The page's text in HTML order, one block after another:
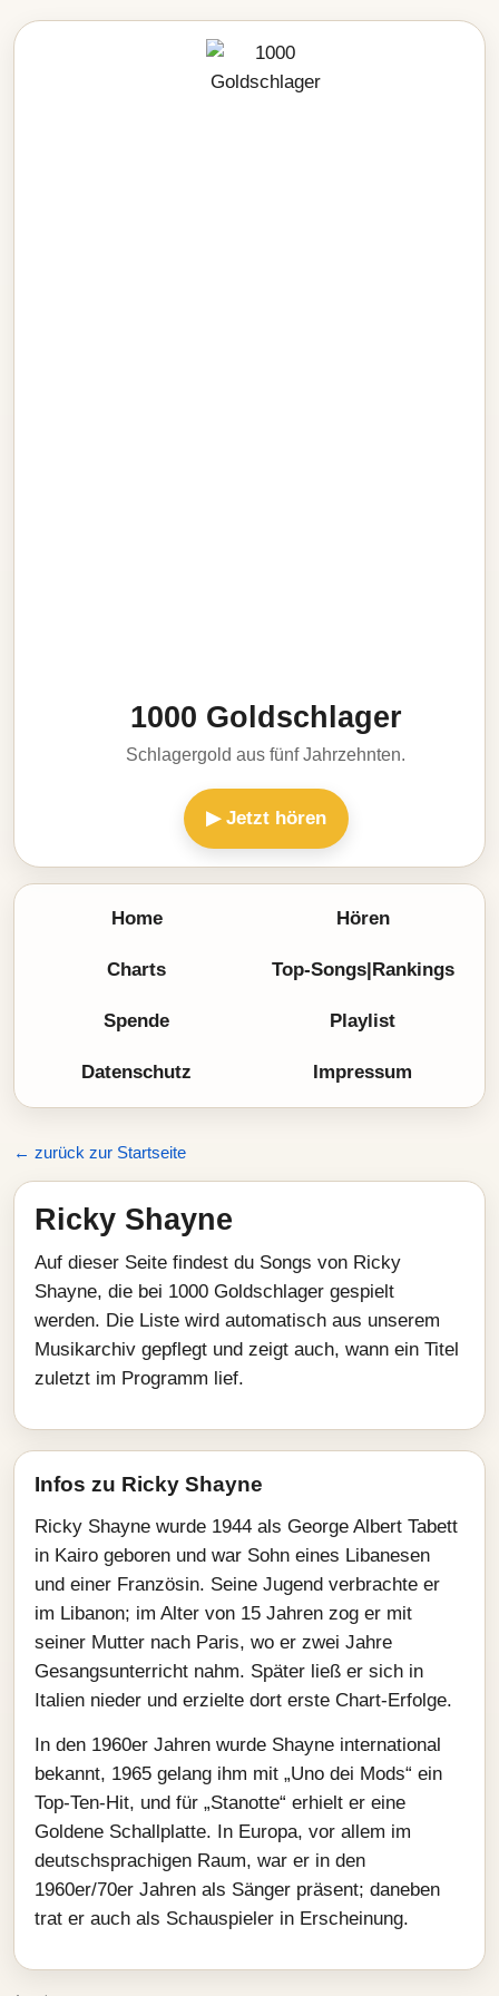
1000 Goldschlager
Schlagergold aus fünf Jahrzehnten.
▶ Jetzt hören
Home Hören
Charts Top-Songs|Rankings
Spende Playlist
Datenschutz Impressum
← zurück zur Startseite
Ricky Shayne
Auf dieser Seite findest du Songs von Ricky
Shayne, die bei 1000 Goldschlager gespielt
werden. Die Liste wird automatisch aus unserem
Musikarchiv gepflegt und zeigt auch, wann ein Titel
zuletzt im Programm lief.
Infos zu Ricky Shayne
Ricky Shayne wurde 1944 als George Albert Tabett
in Kairo geboren und war Sohn eines Libanesen
und einer Französin. Seine Jugend verbrachte er
im Libanon; im Alter von 15 Jahren zog er mit
seiner Mutter nach Paris, wo er zwei Jahre
Gesangsunterricht nahm. Später ließ er sich in
Italien nieder und erzielte dort erste Chart-Erfolge.
In den 1960er Jahren wurde Shayne international
bekannt, 1965 gelang ihm mit „Uno dei Mods“ ein
Top-Ten-Hit, und für „Stanotte“ erhielt er eine
Goldene Schallplatte. In Europa, vor allem im
deutschsprachigen Raum, war er in den
1960er/70er Jahren als Sänger präsent; daneben
trat er auch als Schauspieler in Erscheinung.